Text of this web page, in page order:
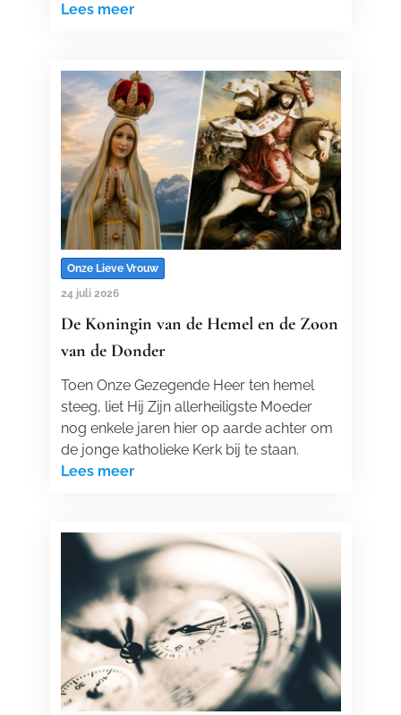
Lees meer
Onze Lieve Vrouw
24 juli 2026
De Koningin van de Hemel en de Zoon
van de Donder
Toen Onze Gezegende Heer ten hemel
steeg, liet Hij Zijn allerheiligste Moeder
nog enkele jaren hier op aarde achter om
de jonge katholieke Kerk bij te staan.
Lees meer